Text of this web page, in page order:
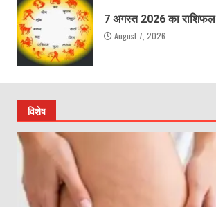
7 अगस्त 2026 का राशिफल
August 7, 2026
विशेष